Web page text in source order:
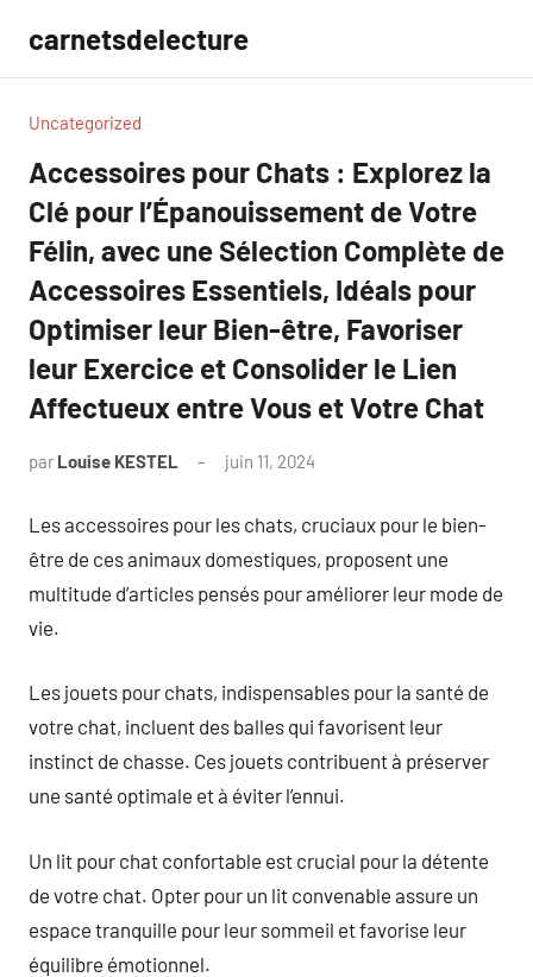
contenu
carnetsdelecture
Uncategorized
Accessoires pour Chats : Explorez la
Clé pour l’Épanouissement de Votre
Félin, avec une Sélection Complète de
Accessoires Essentiels, Idéals pour
Optimiser leur Bien-être, Favoriser
leur Exercice et Consolider le Lien
Affectueux entre Vous et Votre Chat
par Louise KESTEL juin 11, 2024
Les accessoires pour les chats, cruciaux pour le bien-
être de ces animaux domestiques, proposent une
multitude d’articles pensés pour améliorer leur mode de
vie.
Les jouets pour chats, indispensables pour la santé de
votre chat, incluent des balles qui favorisent leur
instinct de chasse. Ces jouets contribuent à préserver
une santé optimale et à éviter l’ennui.
Un lit pour chat confortable est crucial pour la détente
de votre chat. Opter pour un lit convenable assure un
espace tranquille pour leur sommeil et favorise leur
équilibre émotionnel.